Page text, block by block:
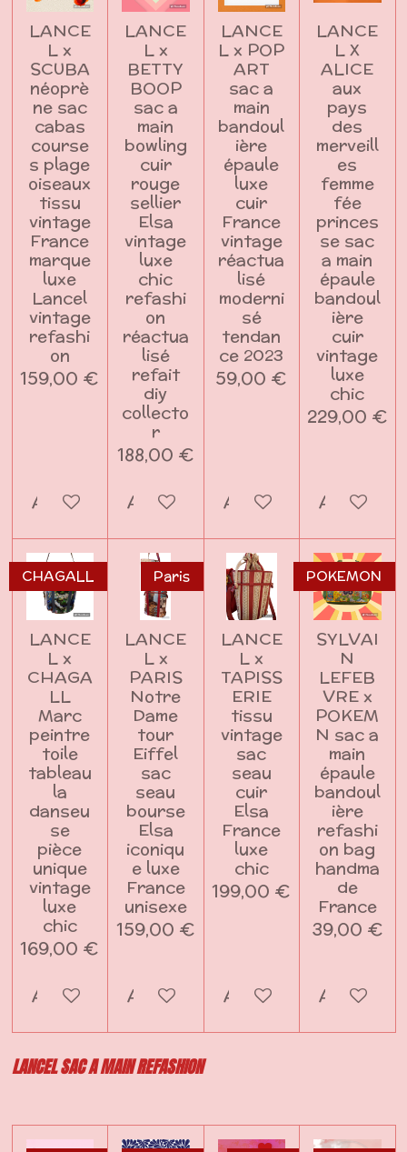
LANCE
L x
SCUBA
néoprè
ne sac
cabas
course
s plage
oiseaux
tissu
vintage
France
marque
luxe
Lancel
vintage
refashi
on
159,00 €
Ajouter au panier
LANCE
L x
BETTY
BOOP
sac a
main
bowling
cuir
rouge
sellier
Elsa
vintage
luxe
chic
refashi
on
réactua
lisé
refait
diy
collecto
r
188,00 €
Ajouter au panier
LANCE
L x POP
ART
sac a
main
bandoul
ière
épaule
luxe
cuir
France
vintage
réactua
lisé
moderni
sé
tendan
ce 2023
59,00 €
Ajouter au panier
LANCE
L X
ALICE
aux
pays
des
merveill
es
femme
fée
princes
se sac
a main
épaule
bandoul
ière
cuir
vintage
luxe
chic
229,00 €
Ajouter
CHAGALL
LANCE
L x
CHAGA
LL
Marc
peintre
toile
tableau
la
danseu
se
pièce
unique
vintage
luxe
chic
169,00 €
Ajouter au panier
Paris
LANCE
L x
PARIS
Notre
Dame
tour
Eiffel
sac
seau
bourse
Elsa
iconiqu
e luxe
France
unisexe
159,00 €
Ajouter au panier
LANCE
L x
TAPISS
ERIE
tissu
vintage
sac
seau
cuir
Elsa
France
luxe
chic
199,00 €
Ajouter au panier
POKEMON
SYLVAI
N
LEFEB
VRE x
POKEM
N sac a
main
épaule
bandoul
ière
refashi
on bag
handma
de
France
39,00 €
Ajouter
LANCEL SAC A MAIN REFASHION